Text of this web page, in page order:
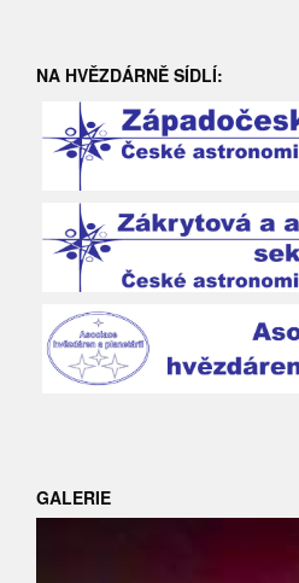
NA HVĚZDÁRNĚ SÍDLÍ:
GALERIE